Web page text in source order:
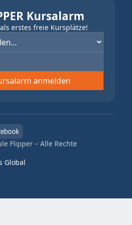
Kursalarm
erstes freie Kursplätze!
Flipper – Alle Rechte
Global